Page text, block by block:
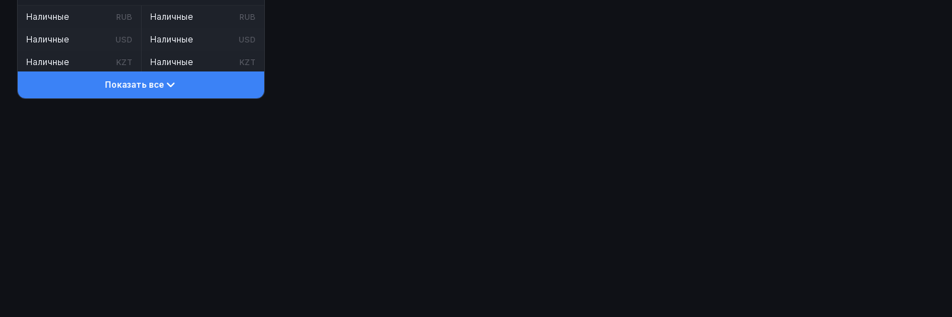
Наличные RUB
Наличные USD
Наличные KZT
Наличные RUB
Наличные USD
Наличные KZT
Показать все